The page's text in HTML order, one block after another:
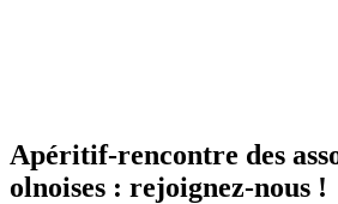
Apéritif-rencontre des
olnoises : rejoignez-nous !